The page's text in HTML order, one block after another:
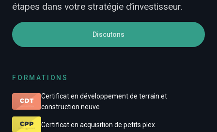
étapes dans votre stratégie d’investisseur.
Discutons
FORMATIONS
Certificat en développement de terrain et
construction neuve
Certificat en acquisition de petits plex